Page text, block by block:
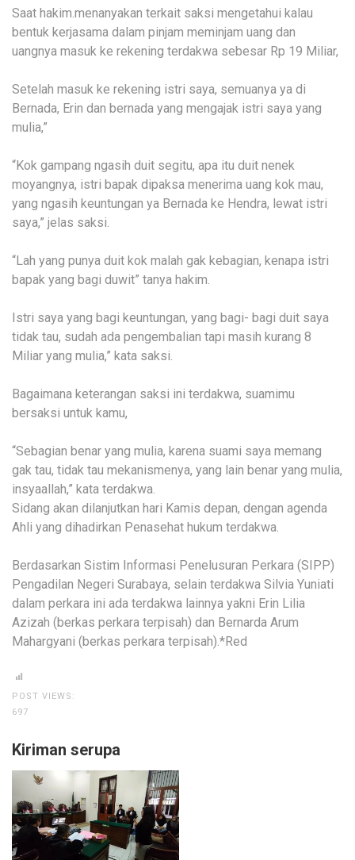
Saat hakim.menanyakan terkait saksi mengetahui kalau
bentuk kerjasama dalam pinjam meminjam uang dan
uangnya masuk ke rekening terdakwa sebesar Rp 19 Miliar,
Setelah masuk ke rekening istri saya, semuanya ya di
Bernada, Erin dan bernada yang mengajak istri saya yang
mulia,”
“Kok gampang ngasih duit segitu, apa itu duit nenek
moyangnya, istri bapak dipaksa menerima uang kok mau,
yang ngasih keuntungan ya Bernada ke Hendra, lewat istri
saya,” jelas saksi.
“Lah yang punya duit kok malah gak kebagian, kenapa istri
bapak yang bagi duwit” tanya hakim.
Istri saya yang bagi keuntungan, yang bagi- bagi duit saya
tidak tau, sudah ada pengembalian tapi masih kurang 8
Miliar yang mulia,” kata saksi.
Bagaimana keterangan saksi ini terdakwa, suamimu
bersaksi untuk kamu,
“Sebagian benar yang mulia, karena suami saya memang
gak tau, tidak tau mekanismenya, yang lain benar yang mulia,
insyaallah,” kata terdakwa.
Sidang akan dilanjutkan hari Kamis depan, dengan agenda
Ahli yang dihadirkan Penasehat hukum terdakwa.
Berdasarkan Sistim Informasi Penelusuran Perkara (SIPP)
Pengadilan Negeri Surabaya, selain terdakwa Silvia Yuniati
dalam perkara ini ada terdakwa lainnya yakni Erin Lilia
Azizah (berkas perkara terpisah) dan Bernarda Arum
Mahargyani (berkas perkara terpisah).*Red
POST VIEWS:
697
Kiriman serupa